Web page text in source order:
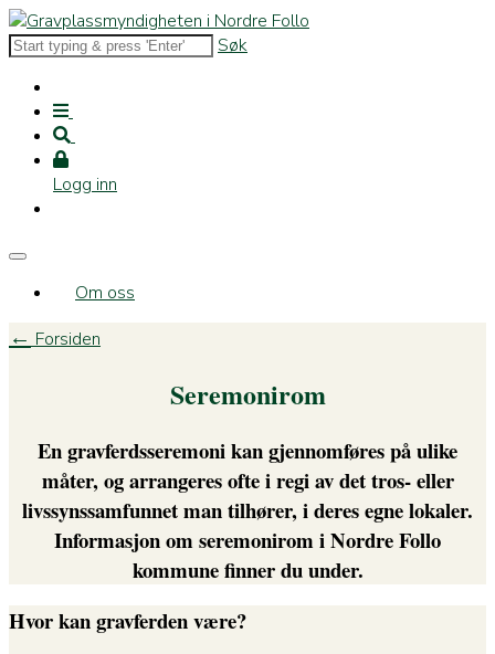
Søk
Logg inn
Om oss
← Forsiden
Seremonirom
En gravferdsseremoni kan gjennomføres på ulike
måter, og arrangeres ofte i regi av det tros- eller
livssynssamfunnet man tilhører, i deres egne lokaler.
Informasjon om seremonirom i Nordre Follo
kommune finner du under.
Hvor kan gravferden være?